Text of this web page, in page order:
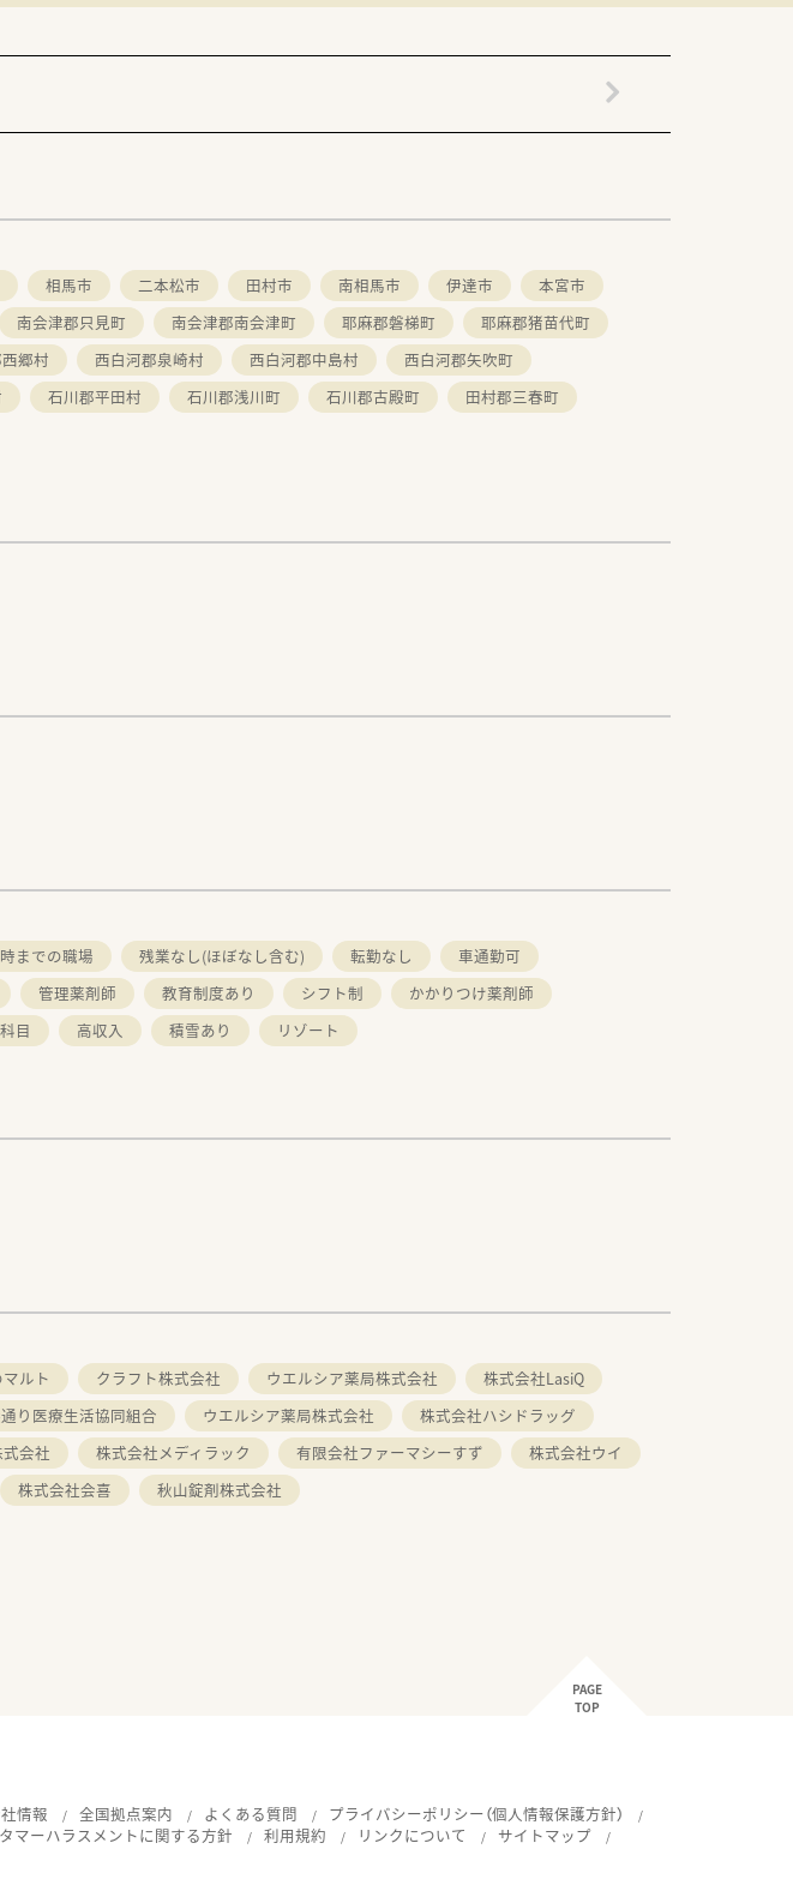
相馬市 二本松市 田村市 南相馬市 伊達市
本宮市
南会津郡只見町 南会津郡南会津町 耶麻郡磐梯町
耶麻郡猪苗代町
郷村 西白河郡泉崎村 西白河郡中島村
西白河郡矢吹町
石川郡平田村 石川郡浅川町 石川郡古殿町
田村郡三春町
までの職場 残業なし(ほぼなし含む) 転勤なし
車通勤可
管理薬剤師 教育制度あり シフト制
かかりつけ薬剤師
目 高収入 積雪あり リゾート
ルト クラフト株式会社 ウエルシア薬局株式会社
株式会社LasiQ
り医療生活協同組合 ウエルシア薬局株式会社
株式会社ハシドラッグ
会社 株式会社メディラック 有限会社ファーマシーすず
株式会社ウイ
株式会社会喜 秋山錠剤株式会社
PAGE
TOP
情報 全国拠点案内 よくある質問
プライバシーポリシー（個人情報保護方針）
マーハラスメントに関する方針 利用規約 リンクについて
サイトマップ